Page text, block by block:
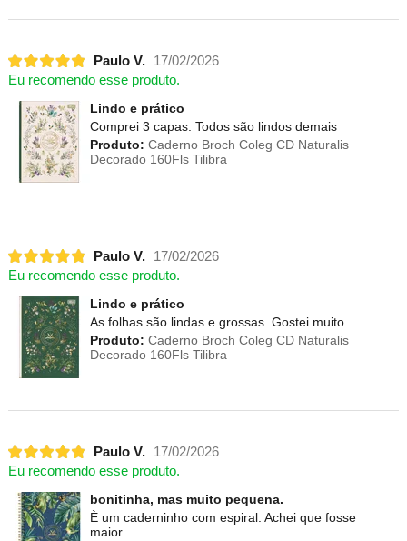
Paulo V.
17/02/2026
Eu recomendo esse produto.
Lindo e prático
Comprei 3 capas. Todos são lindos demais
Produto: Caderno Broch Coleg CD Naturalis
Decorado 160Fls Tilibra
Paulo V.
17/02/2026
Eu recomendo esse produto.
Lindo e prático
As folhas são lindas e grossas. Gostei muito.
Produto: Caderno Broch Coleg CD Naturalis
Decorado 160Fls Tilibra
Paulo V.
17/02/2026
Eu recomendo esse produto.
bonitinha, mas muito pequena.
È um caderninho com espiral. Achei que fosse
maior.